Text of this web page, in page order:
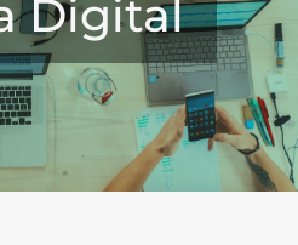
Digital